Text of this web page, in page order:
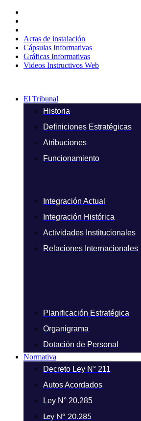
contenido
Actas de instalación
Cápsulas Informativas
Gráficas Informativas
Videos Instructivos Web
El Tribunal
Historia
Definiciones Estratégicas
Atribuciones
Funcionamiento
Integración Actual
Integración Histórica
Actividades Institucionales
Relaciones Internacionales
Planificación Estratégica
Organigrama
Dotación de Personal
Normativa
Decreto Ley N° 211
Autos Acordados
Ley N° 20.285
Ley N° 20.285